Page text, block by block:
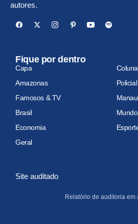
autores.
Fique por dentro
Capa
Amazonas
Policial
Famosos & TV
Brasil
Mundo
Economia
Geral
Site auditado
Relatório de auditoria em